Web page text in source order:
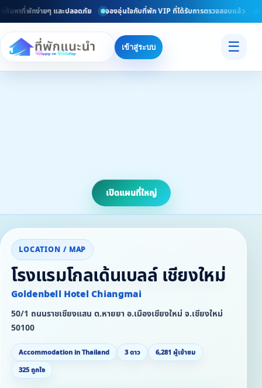
นหาที่พักง่ายๆ และปลอดภัย จองอุ่นใจกับที่พัก VIP ที่ได้รับการตรวจสอบแล้ว
เข้าสู่ระบบ ☰
เปิดแผนที่ใหญ่
LOCATION / MAP
โรงแรมโกลเด้นเบลล์ เชียงใหม่
Goldenbell Hotel Chiangmai
50/1 ถนนราชเชียงแสน ต.หายยา อ.เมืองเชียงใหม่ จ.เชียงใหม่
50100
Accommodation in Thailand 3 ดาว
6,281 ผู้เข้าชม
325 ถูกใจ